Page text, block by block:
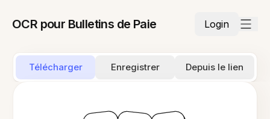
OCR pour Bulletins de Paie Login
Télécharger Enregistrer Depuis le lien